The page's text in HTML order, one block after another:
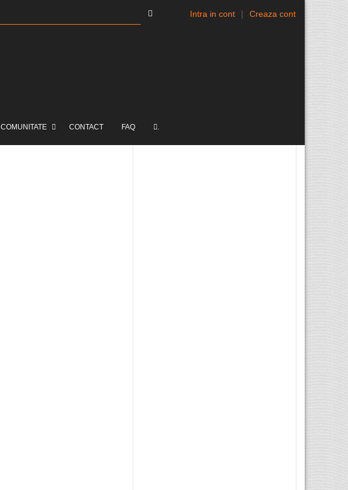
Intra in cont | Creaza cont
COMUNITATE CONTACT FAQ .